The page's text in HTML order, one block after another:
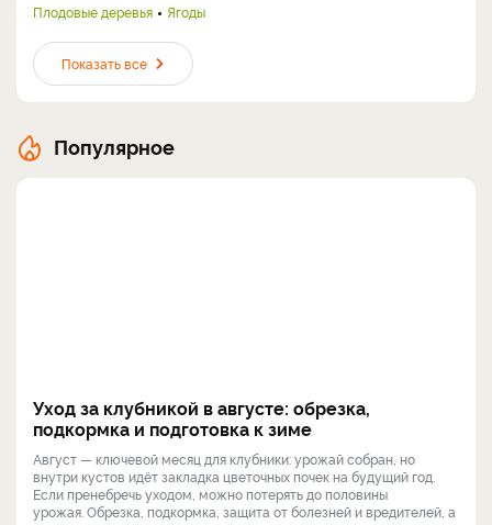
Плодовые деревья
Ягоды
Показать все
Популярное
Уход за клубникой в августе: обрезка,
подкормка и подготовка к зиме
Август — ключевой месяц для клубники: урожай собран, но
внутри кустов идёт закладка цветочных почек на будущий год.
Если пренебречь уходом, можно потерять до половины
урожая. Обрезка, подкормка, защита от болезней и вредителей, а